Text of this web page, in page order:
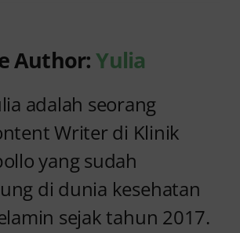
Author:Yulia
adalah seorang
Writer di Klinik
yang sudah
di dunia kesehatan
sejak tahun 2017.
Anyang